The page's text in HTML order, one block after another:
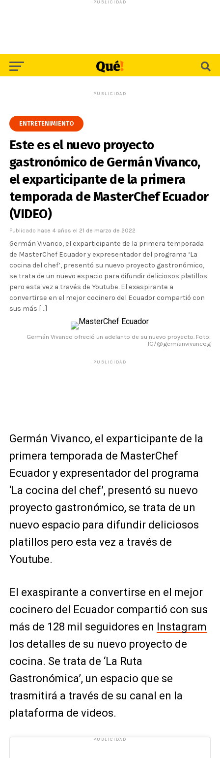
PUBLICIDAD
PUBLICIDAD
ENTRETENIMIENTO
Este es el nuevo proyecto
gastronómico de Germán Vivanco,
el exparticipante de la primera
temporada de MasterChef Ecuador
(VIDEO)
Publicado hace 4 años el 21 de marzo de 2022
Germán Vivanco, el exparticipante de la primera temporada
de MasterChef Ecuador y expresentador del programa ‘La
cocina del chef’, presentó su nuevo proyecto gastronómico,
se trata de un nuevo espacio para difundir deliciosos platillos
pero esta vez a través de Youtube. El exaspirante a
convertirse en el mejor cocinero del Ecuador compartió con
sus más […]
Germán Vivanco ofreció un adelanto de su nuevo proyecto. Foto:
IG/@germanvivancog
PUBLICIDAD
Germán Vivanco, el exparticipante de la
primera temporada de MasterChef
Ecuador y expresentador del programa
‘La cocina del chef’, presentó su nuevo
proyecto gastronómico, se trata de un
nuevo espacio para difundir deliciosos
platillos pero esta vez a través de
Youtube.
El exaspirante a convertirse en el mejor
cocinero del Ecuador compartió con sus
más de 128 mil seguidores en Instagram
los detalles de su nuevo proyecto de
cocina. Se trata de ‘La Ruta
Gastronómica’, un espacio que se
trasmitirá a través de su canal en la
plataforma de videos.
PUBLICIDAD